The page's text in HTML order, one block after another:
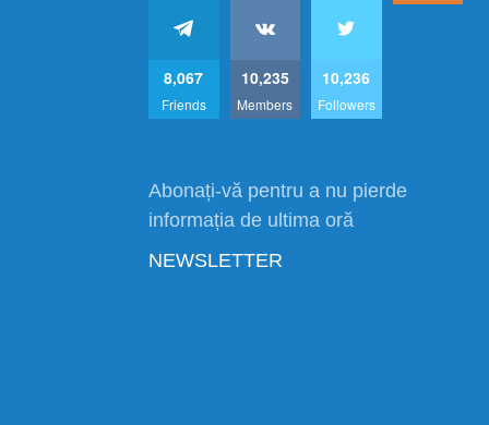
8,067
Friends
10,235
Members
10,236
Followers
Abonați-vă pentru a nu pierde
informația de ultima oră
NEWSLETTER